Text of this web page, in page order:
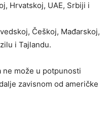
Hrvatskoj, UAE, Srbiji i
Češkoj, Mađarskoj,
i Tajlandu.
ne može u potpunosti
zavisnom od američke